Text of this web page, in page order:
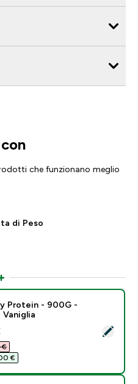
che funzionano meglio
di Peso
- Impact Whey Protein -
Protein - 900G -
price
€‎
€‎